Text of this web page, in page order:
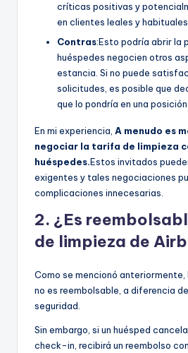
críticas positivas y
en clientes leales y
Contras:Esto podría abrir la
huéspedes negocien otros
estancia. Si no puede
solicitudes, es posible que
que lo pondría en una
En mi experiencia, A menudo es
negociar la tarifa de limpieza
huéspedes.Estos invitados
exigentes y tales negociaciones
complicaciones innecesarias.
2. ¿Es
de limpieza de
Como se mencionó
no es reembolsable, a diferencia
seguridad.
Sin embargo, si un huésped
check-in, recibirá un reembolso